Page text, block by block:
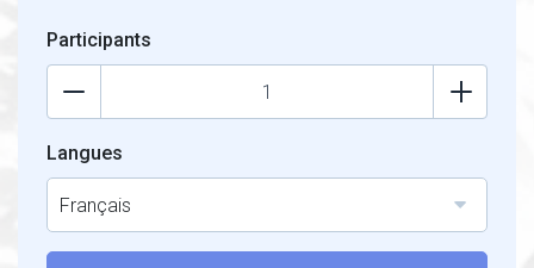
Participants
Langues
Français